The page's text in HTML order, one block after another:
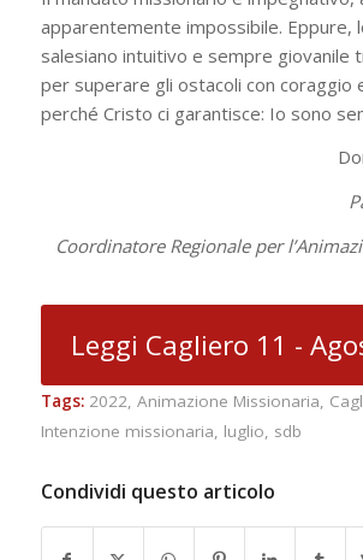
apparentemente impossibile. Eppure,
salesiano intuitivo e sempre giovanile
per superare gli ostacoli con coraggio
perché Cristo ci garantisce: Io sono
Coordinatore Regionale per
Leggi Cagliero 11 -
Tags: 2022, Animazione Missionaria,
Intenzione missionaria, luglio, sdb
Condividi questo articolo